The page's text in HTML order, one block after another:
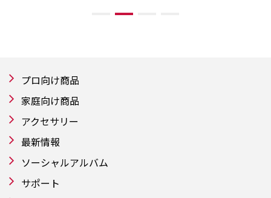
プロ向け商品
家庭向け商品
アクセサリー
最新情報
ソーシャルアルバム
サポート